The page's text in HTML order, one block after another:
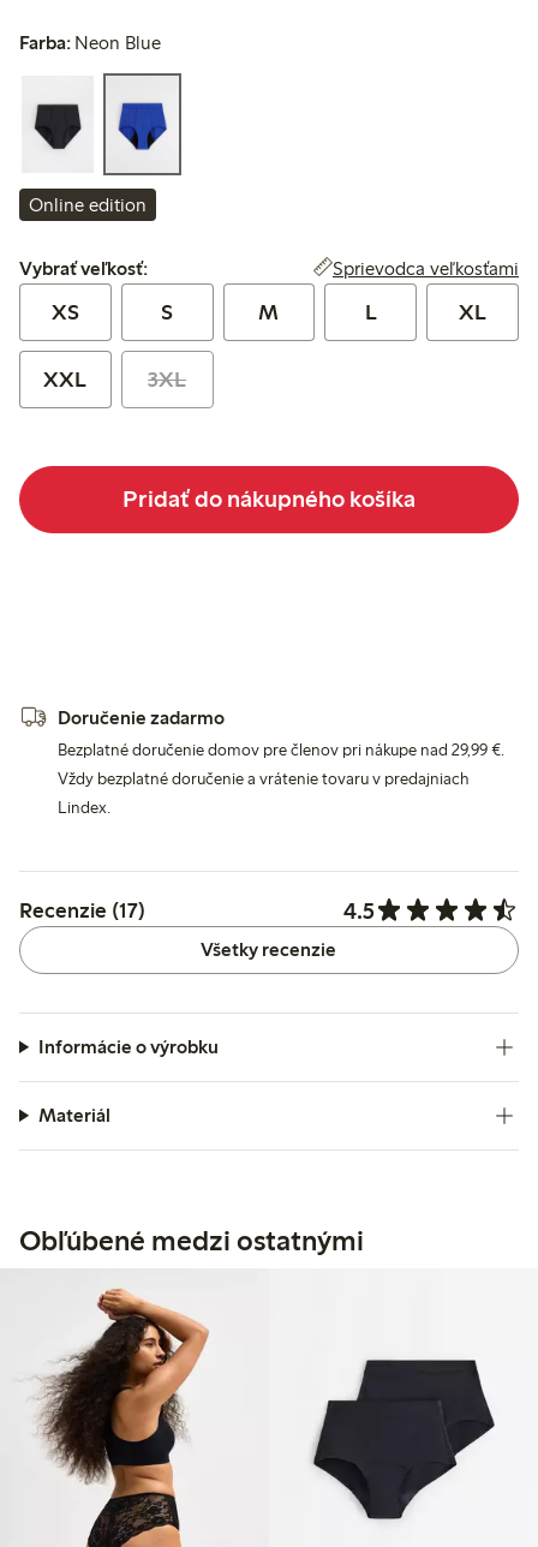
Farba: Neon Blue
Online edition
Vybrať veľkosť:
Vybrať veľkosť: Sprievodca veľkosťami
XS S M L XL
XXL 3XL
Pridať do nákupného košíka
Doručenie zadarmo
Bezplatné doručenie domov pre členov pri nákupe nad 29,99 €.
Vždy bezplatné doručenie a vrátenie tovaru v predajniach
Lindex.
Recenzie (17) 4.5
Všetky recenzie
Informácie o výrobku
Materiál
Obľúbené medzi ostatnými